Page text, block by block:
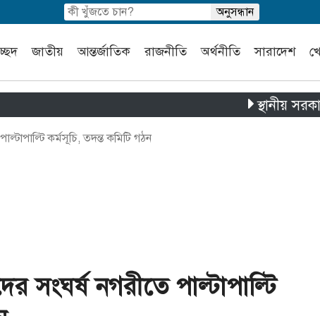
জাতীয় আন্তর্জাতিক রাজনীতি অর্থনীতি সারাদেশ
স্থানীয় সরকার
কর্মসূচি, তদন্ত কমিটি গঠন
সংঘর্ষ নগরীতে পাল্টাপাল্টি